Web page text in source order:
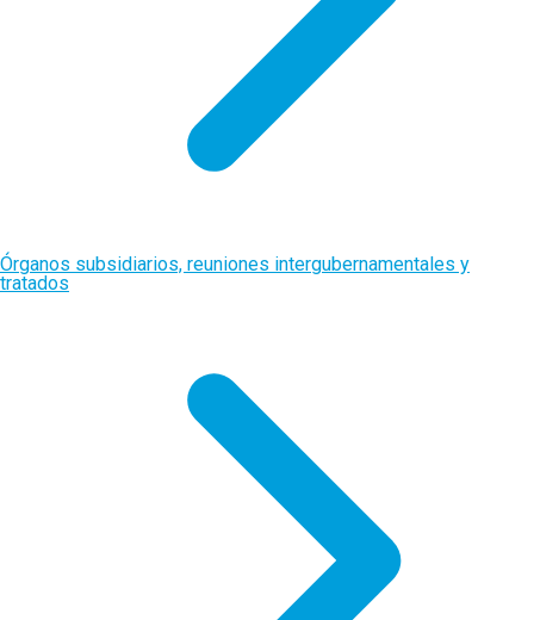
Órganos subsidiarios, reuniones intergubernamentales y
tratados